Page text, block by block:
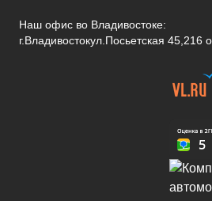
Наш офис во Владивостоке:
г.Владивостокул.Посьетская 45,216